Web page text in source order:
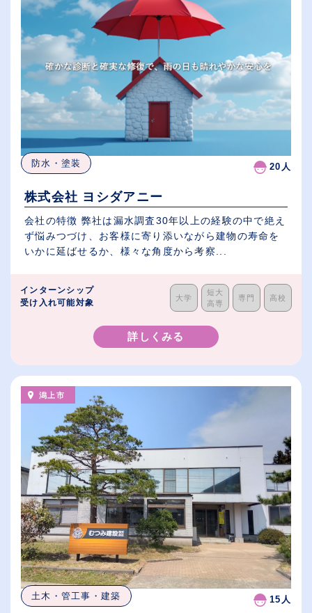
防水・塗装 20人
株式会社 ヨシダアニー
会社の特徴 弊社は漏水調査30年以上の経験の中で絶え
ず悩みつづけ、お客様に寄り添いながら建物の寿命を
いかに延ばせるか、様々な角度から考察...
インターンシップ
受け入れ可能対象
大学
短大
高専
専門 高校
詳しくみる
潟上市
土木・管工事・建築 15人